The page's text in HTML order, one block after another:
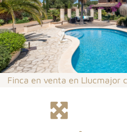
Finca en venta en Llucmajor